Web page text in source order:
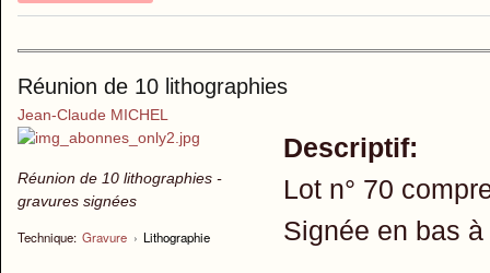
Réunion de 10 lithographies
Jean-Claude MICHEL
Réunion de 10 lithographies -
gravures signées
Technique: Gravure › Lithographie
Descriptif:
Lot n° 70
Signée en bas